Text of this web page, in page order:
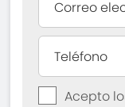
Acepto